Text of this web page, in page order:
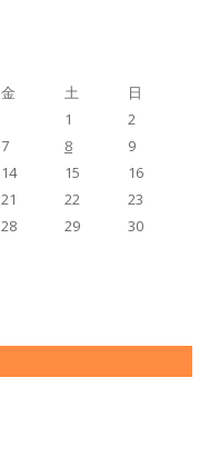
金 土 日
1
2
7 8
9
14 15
16
21 22
23
28 29
30